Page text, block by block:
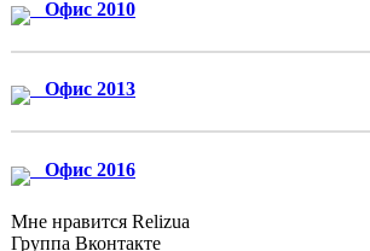
Офис 2010
Офис 2013
Офис 2016
Мне нравится Relizua
Группа Вконтакте